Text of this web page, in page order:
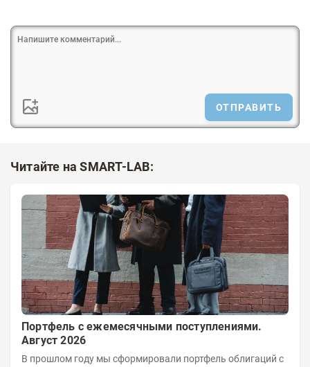
ОТПРАВИТЬ
Читайте на SMART-LAB:
Портфель с ежемесячными поступлениями.
Август 2026
В прошлом году мы сформировали портфель облигаций с